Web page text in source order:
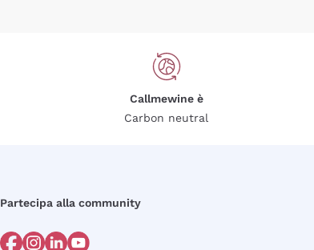
Callmewine è
Carbon neutral
Partecipa alla community